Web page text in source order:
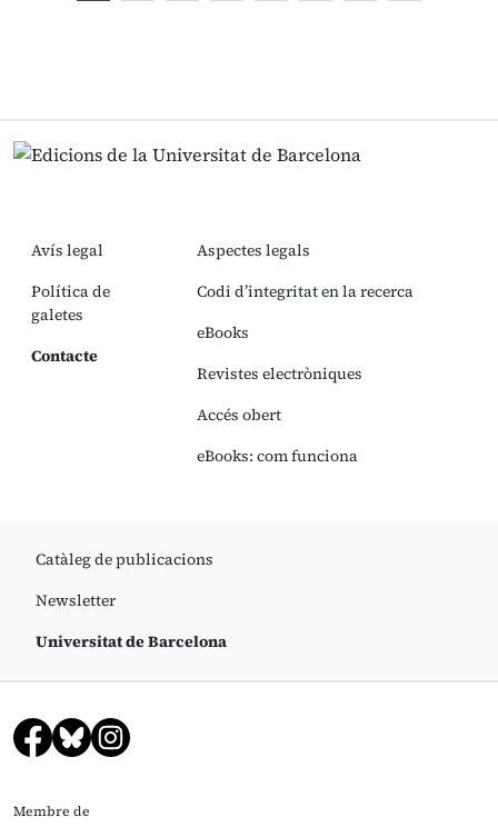
Avís legal
Política de
galetes
Contacte
Aspectes legals
Codi d’integritat en la recerca
eBooks
Revistes electròniques
Accés obert
eBooks: com funciona
Catàleg de publicacions
Newsletter
Universitat de Barcelona
Membre de